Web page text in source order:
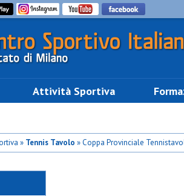
Attività Sportiva
» Tennis Tavolo » Coppa Provinciale